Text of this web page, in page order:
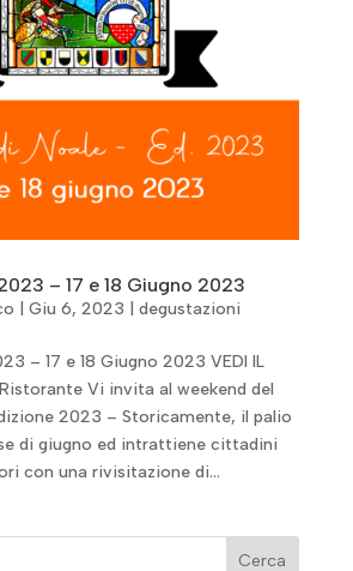
– 17 e 18 Giugno 2023
Giu 6, 2023 degustazioni
– 17 e 18 Giugno 2023 VEDI IL
Vi invita al weekend del
2023 – Storicamente, il palio
di giugno ed intrattiene cittadini
con una rivisitazione di...
Cerca